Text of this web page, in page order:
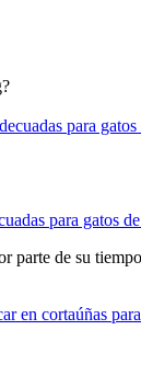
para gatos
parte de su